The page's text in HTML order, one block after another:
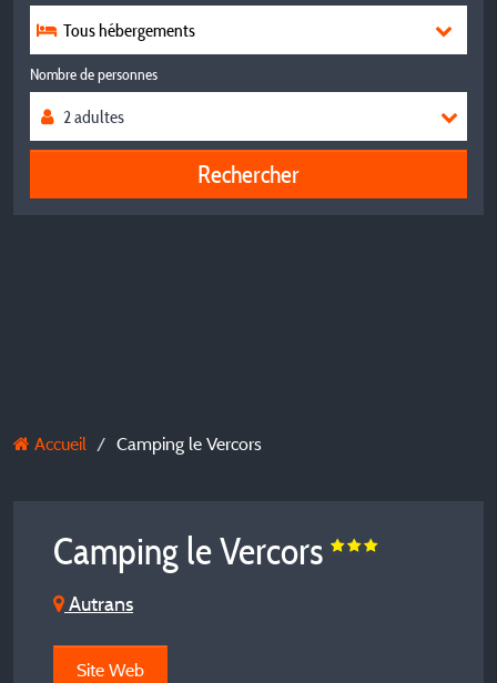
Tous hébergements
Nombre de personnes
Rechercher
Accueil Camping le Vercors
Camping le Vercors
Autrans
Site Web